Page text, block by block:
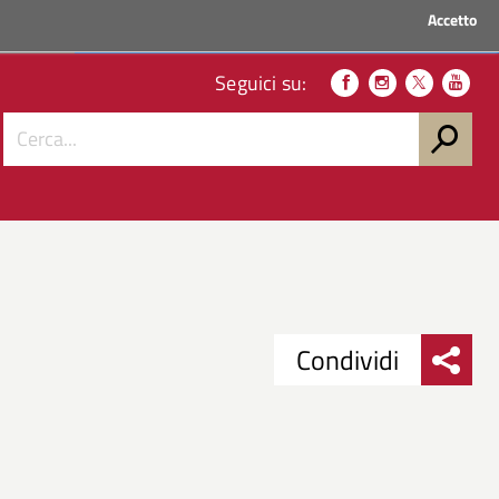
Accetto
Seguici su:
Condividi